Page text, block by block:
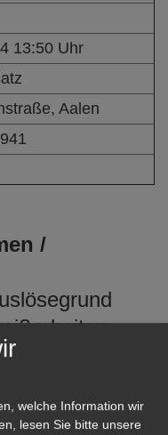
13:50 Uhr
Aalen
/
gelangte
wodurch
welche Information wir
lesen Sie bitte unsere